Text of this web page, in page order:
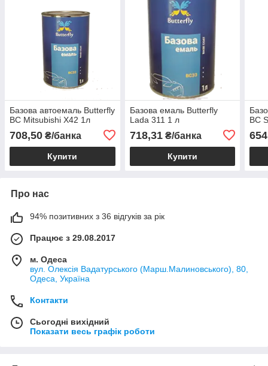
Базова автоемаль Butterfly
BC Mitsubishi X42 1л
708,50 ₴/банка
Купити
Базова емаль Butterfly
Lada 311 1 л
718,31₴/банка
Купити
BC
654
Про нас
94% позитивних з 36 відгуків за рік
Працює з 29.08.2017
м. Одеса
вул. Олексія Вадатурського (Марш.Малиновського), 80,
Одеса, Україна
Контакти
Сьогодні вихідний
Показати весь графік роботи